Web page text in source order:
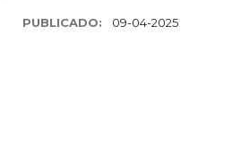
PUBLICADO: 09-04-2025